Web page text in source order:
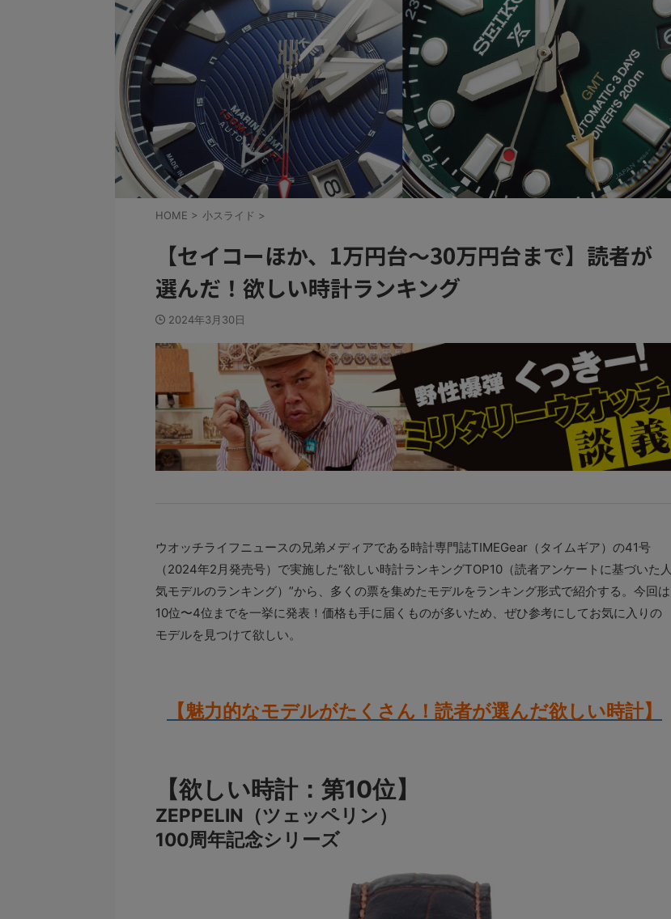
HOME > 小スライド >
【セイコーほか、1万円台〜30万円台まで】読者が
選んだ！欲しい時計ランキング
2024年3月30日
ウオッチライフニュースの兄弟メディアである時計専門誌TIMEGear（タイムギア）の41号
（2024年2月発売号）で実施した“欲しい時計ランキングTOP10（読者アンケートに基づいた人
気モデルのランキング）”から、多くの票を集めたモデルをランキング形式で紹介する。今回は
10位〜4位までを一挙に発表！価格も手に届くものが多いため、ぜひ参考にしてお気に入りの
モデルを見つけて欲しい。
【魅力的なモデルがたくさん！読者が選んだ欲しい時計】
【欲しい時計：第10位】
ZEPPELIN（ツェッペリン）
100周年記念シリーズ